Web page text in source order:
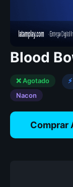
Blood
❌ Agotado
Nacon
Comprar